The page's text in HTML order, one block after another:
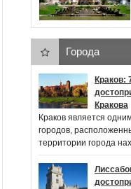
Города
Краков:
Кракова
Краков является
городов,
территории города